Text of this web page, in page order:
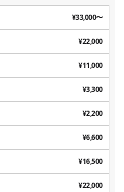
¥33,000〜
¥22,000
¥11,000
¥3,300
¥2,200
¥6,600
¥16,500
¥22,000